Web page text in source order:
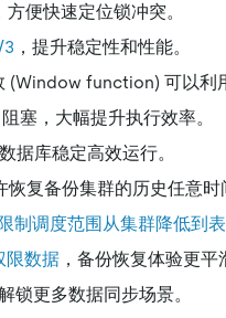
方便快速定位锁冲突。
，提升稳定性和性能。
(Window function) 可以利
塞，大幅提升执行效率。
据库稳定高效运行。
恢复备份集群的历史任意时
制调度范围从集群降低到
限数据 ，备份恢复体验更平
解锁更多数据同步场景。